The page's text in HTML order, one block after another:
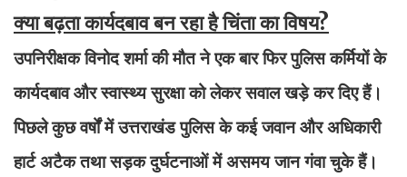
क्या बढ़ता कार्यदबाव बन रहा है चिंता का विषय?
उपनिरीक्षक विनोद शर्मा की मौत ने एक बार फिर पुलिस कर्मियों के
कार्यदबाव और स्वास्थ्य सुरक्षा को लेकर सवाल खड़े कर दिए हैं।
पिछले कुछ वर्षों में उत्तराखंड पुलिस के कई जवान और अधिकारी
हार्ट अटैक तथा सड़क दुर्घटनाओं में असमय जान गंवा चुके हैं।